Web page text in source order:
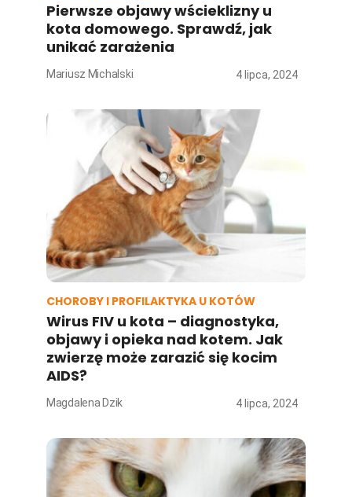
Pierwsze objawy wścieklizny u
kota domowego. Sprawdź, jak
unikać zarażenia
Mariusz Michalski 4 lipca, 2024
CHOROBY I PROFILAKTYKA U KOTÓW
Wirus FIV u kota – diagnostyka,
objawy i opieka nad kotem. Jak
zwierzę może zarazić się kocim
AIDS?
Magdalena Dzik 4 lipca, 2024